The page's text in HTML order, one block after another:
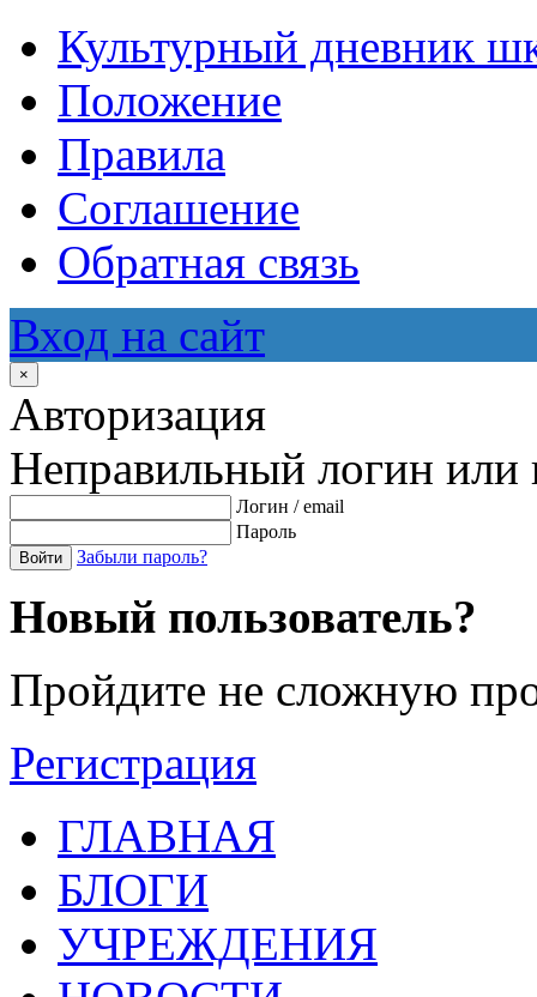
Культурный дневник
Положение
Правила
Соглашение
Обратная связь
Вход на сайт
×
Авторизация
Неправильный логин или
Логин / email
Пароль
Войти Забыли пароль?
Новый пользователь?
Пройдите не сложную
Регистрация
ГЛАВНАЯ
БЛОГИ
УЧРЕЖДЕНИЯ